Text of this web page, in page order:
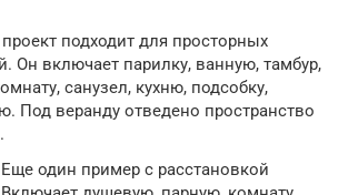
подходит для просторных
Он включает парилку, ванную, тамбур,
санузел, кухню, подсобку,
Под веранду отведено пространство
Еще один пример с расстановкой